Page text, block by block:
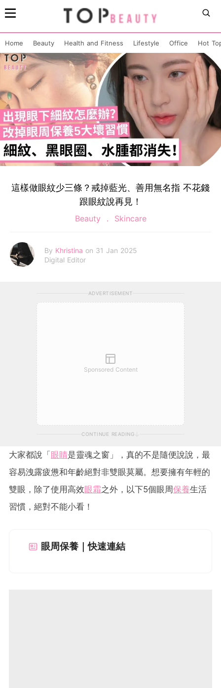
Home Beauty Health and Fitness Lifestyle Office Hot
這樣做眼紋少三條？戒掉藍光、善用無名指 不花錢
跟眼紋說再見！
Beauty Skincare
By Khristina on 31 Jan 2025
Digital Editor
ADVERTISEMENT
Sponsored Content
CONTINUE READING
大家都說「眼睛是靈魂之窗」，真的不是隨便說說，最
容易洩露疲憊和年齡絕對非雙眼莫屬。想要擁有年輕的
雙眼，除了使用高效眼霜之外，以下5個眼周保養生活
習慣，絕對不能小看！
眼周保養｜快速連結